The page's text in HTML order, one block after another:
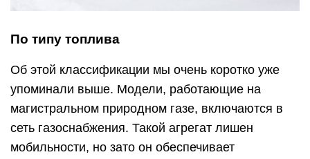
По типу топлива
Об этой классификации мы очень коротко уже
упоминали выше. Модели, работающие на
магистральном природном газе, включаются в
сеть газоснабжения. Такой агрегат лишен
мобильности, но зато он обеспечивает